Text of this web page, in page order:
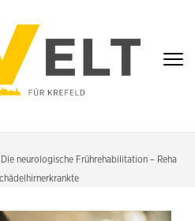
KREFELD
Die neurologische Frührehabilitation – Reha